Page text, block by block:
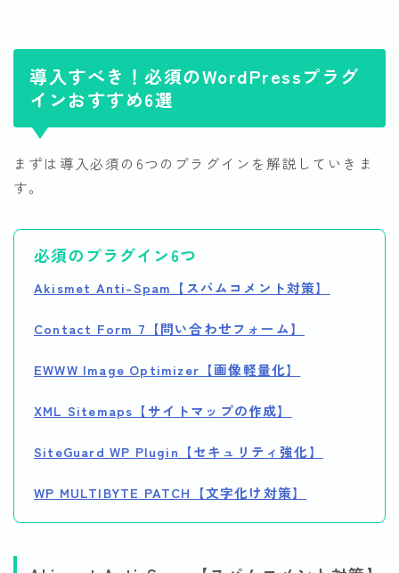
導入すべき！必須のWordPressプラグ
インおすすめ6選
まずは導入必須の6つのプラグインを解説していきま
す。
必須のプラグイン6つ
Akismet Anti-Spam【スパムコメント対策】
Contact Form 7【問い合わせフォーム】
EWWW Image Optimizer【画像軽量化】
XML Sitemaps【サイトマップの作成】
SiteGuard WP Plugin【セキュリティ強化】
WP MULTIBYTE PATCH【文字化け対策】